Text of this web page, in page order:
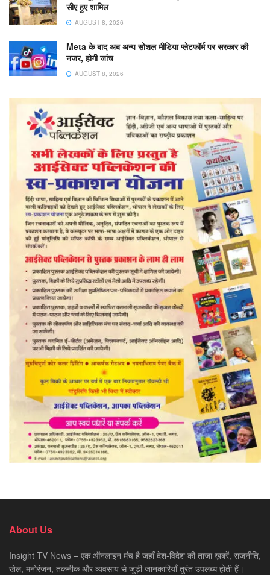
सीए हुए शामिल
AUGUST 8, 2026
Meta के बाद अब अन्य सोशल मीडिया प्लेटफॉर्म पर सरकार की
नजर, होगी जांच
AUGUST 8, 2026
About Us
Insight TV News – एक ऑनलाइन मंच है जहाँ देश-विदेश की ताज़ा ख़बरें, राजनीति,
खेल, मनोरंजन, तकनीक और व्यवसाय से जुड़ी जानकारियाँ तुरंत उपलब्ध होती हैं।